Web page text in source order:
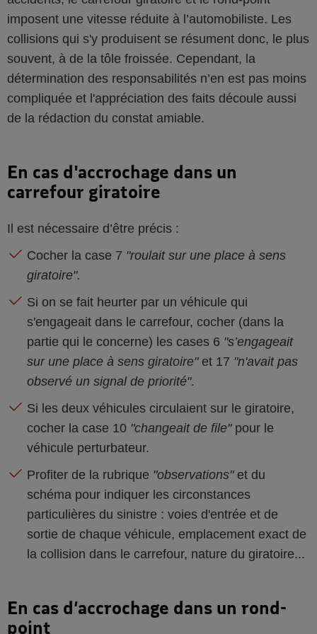
imposent une vitesse réduite à l’automobiliste. Les
collisions qui s'y produisent se résument donc, le plus
souvent, à de la tôle froissée. Cependant, la
détermination des responsabilités n’en est pas moins
compliquée et l'appréciation des faits découle aussi
de la rédaction du constat amiable.
En cas d'accrochage dans un
carrefour giratoire
Il est nécessaire d’être précis :
Cocher la case 7 "roulait sur une place à sens
giratoire".
Si on se fait heurter par un véhicule qui
s'engageait dans le carrefour, cocher (dans la
partie qui le concerne) les cases 6 "s’engageait
sur une place à sens giratoire"et 17 "n'avait pas
observé un signal de priorité".
Si les deux véhicules circulaient sur le giratoire,
cocher la case 10 "changeait de file"pour le
véhicule perturbateur.
Profiter de la rubrique "observations"et du
schéma pour indiquer les circonstances
particulières du sinistre : voies d'entrée et de
sortie de chaque véhicule, emplacement exact de
la collision dans le carrefour, nature du giratoire...
En cas d’accrochage dans un rond-
point